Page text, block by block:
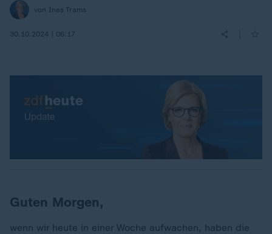
von Ines Trams
30.10.2024 | 06:17
Guten Morgen,
wenn wir heute in einer Woche aufwachen, haben die